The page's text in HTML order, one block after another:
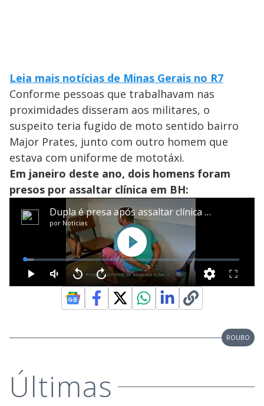
Leia mais notícias de Minas Gerais no R7
Conforme pessoas que trabalhavam nas
proximidades disseram aos militares, o
suspeito teria fugido de moto sentido bairro
Major Prates, junto com outro homem que
estava com uniforme de mototáxi.
Em janeiro deste ano, dois homens foram
presos por assaltar clínica em BH:
ROUBO
Últimas